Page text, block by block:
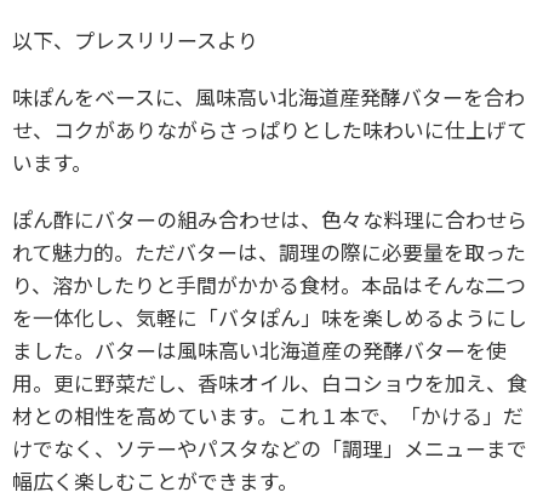
以下、プレスリリースより
味ぽんをベースに、風味高い北海道産発酵バターを合わ
せ、コクがありながらさっぱりとした味わいに仕上げて
います。
ぽん酢にバターの組み合わせは、色々な料理に合わせら
れて魅力的。ただバターは、調理の際に必要量を取った
り、溶かしたりと手間がかかる食材。本品はそんな二つ
を一体化し、気軽に「バタぽん」味を楽しめるようにし
ました。バターは風味高い北海道産の発酵バターを使
用。更に野菜だし、香味オイル、白コショウを加え、食
材との相性を高めています。これ１本で、「かける」だ
けでなく、ソテーやパスタなどの「調理」メニューまで
幅広く楽しむことができます。